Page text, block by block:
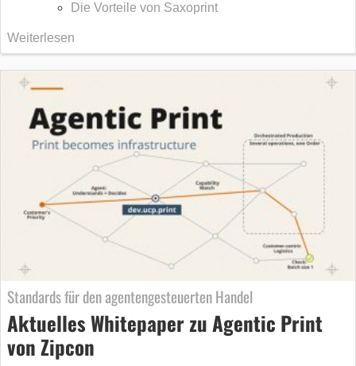
Die Vorteile von Saxoprint
Weiterlesen
Standards für den agentengesteuerten Handel
Aktuelles Whitepaper zu Agentic Print
von Zipcon